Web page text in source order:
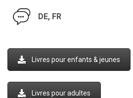
DE, FR
Livres pour enfants & jeunes
Livres pour adultes